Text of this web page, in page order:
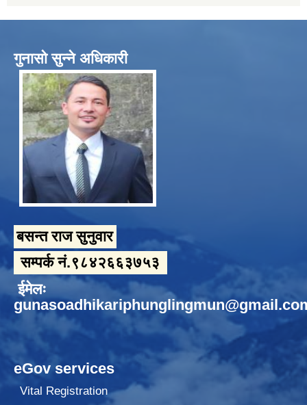
गुनासो सुन्ने अधिकारी
बसन्त राज सुनुवार
सम्पर्क नं.९८४२६६३७५३
ईमेलः
eGov services
Vital Registration